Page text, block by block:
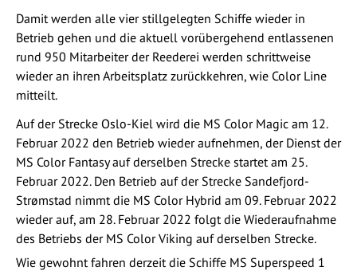
Damit werden alle vier stillgelegten Schiffe wieder in
Betrieb gehen und die aktuell vorübergehend entlassenen
rund 950 Mitarbeiter der Reederei werden schrittweise
wieder an ihren Arbeitsplatz zurückkehren, wie Color Line
mitteilt.
Auf der Strecke Oslo-Kiel wird die MS Color Magic am 12.
Februar 2022 den Betrieb wieder aufnehmen, der Dienst der
MS Color Fantasy auf derselben Strecke startet am 25.
Februar 2022. Den Betrieb auf der Strecke Sandefjord-
Strømstad nimmt die MS Color Hybrid am 09. Februar 2022
wieder auf, am 28. Februar 2022 folgt die Wiederaufnahme
des Betriebs der MS Color Viking auf derselben Strecke.
Wie gewohnt fahren derzeit die Schiffe MS Superspeed 1